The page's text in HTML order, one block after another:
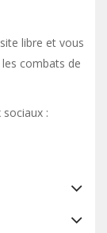
libre et vous y
combats de
: